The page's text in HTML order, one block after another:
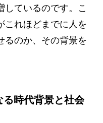
しているのです。こ
これほどまでに人を
るのか、その背景を
時代背景と社会